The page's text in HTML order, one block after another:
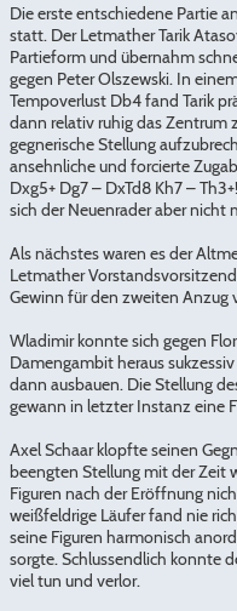
Die erste entschiedene Partie
statt. Der Letmather Tarik
Partieform und übernahm
gegen Peter Olszewski. In
Tempoverlust Db4 fand Tarik
dann relativ ruhig das Zentrum
gegnerische Stellung
ansehnliche und forcierte
Dxg5+ Dg7 – DxTd8 Kh7 –
sich der Neuenrader aber nicht
Als nächstes waren es der
Letmather
Gewinn für den zweiten
Wladimir konnte sich gegen
Damengambit heraus
dann ausbauen. Die Stellung
gewann in letzter Instanz eine
Axel Schaar klopfte seinen
beengten Stellung mit der Zeit
Figuren nach der Eröffnung
weißfeldrige Läufer fand nie
seine Figuren harmonisch
sorgte. Schlussendlich konnte
viel tun und verlor.